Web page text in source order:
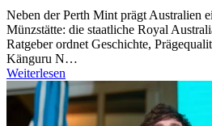
Neben der Perth Mint prägt Australien
Münzstätte: die staatliche Royal
Ratgeber ordnet Geschichte,
Känguru N…
Weiterlesen